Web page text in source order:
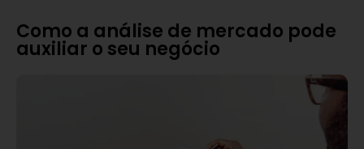
Como a análise de mercado pode
auxiliar o seu negócio